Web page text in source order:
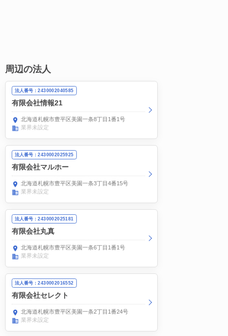
周辺の法人
法人番号：2430002040585
有限会社情報21
北海道札幌市豊平区美園一条8丁目1番1号
業界未設定
法人番号：2430002025925
有限会社マルホー
北海道札幌市豊平区美園一条3丁目4番15号
業界未設定
法人番号：2430002025181
有限会社丸真
北海道札幌市豊平区美園一条6丁目1番1号
業界未設定
法人番号：2430002016552
有限会社セレクト
北海道札幌市豊平区美園一条2丁目1番24号
業界未設定